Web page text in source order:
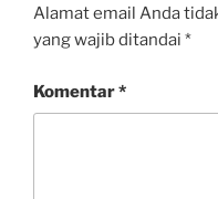
Alamat email Anda
yang wajib ditandai *
Komentar*